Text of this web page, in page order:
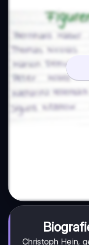
Christoph Hein,